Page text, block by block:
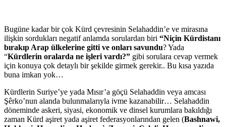
Bugüne kadar bir çok Kürd çevresinin Selahaddin’e ve mirasına
ilişkin sordukları negatif anlamda sorulardan biri “Niçin Kürdistanı
bırakıp Arap ülkelerine gitti ve onları savundu? Yada
“Kürdlerin oralarda ne işleri vardı?” gibi sorulara cevap vermek
için konuya çok detaylı bir şekilde girmek gerekir.. Bu kısa yazıda
buna imkan yok…
Kürdlerin Suriye’ye yada Mısır’a göçü Selahaddin veya amcası
Şêrko’nun alanda bulunmalarıyla ivme kazanabilir… Selahaddin
döneminde askeri, siyasi, ekonomik ve dinsel kurumlara bakıldığı
zaman Kürd aşiret yada aşiret federasyonlarından gelen (Bashnawi,